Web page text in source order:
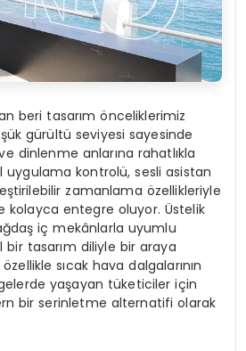
beri tasarım önceliklerimiz
gürültü seviyesi sayesinde
dinlenme anlarına rahatlıkla
uygulama kontrolü, sesli asistan
zamanlama özellikleriyle
kolayca entegre oluyor. Üstelik
iç mekânlarla uyumlu
tasarım diliyle bir araya
sıcak hava dalgalarının
yaşayan tüketiciler için
bir serinletme alternatifi olarak